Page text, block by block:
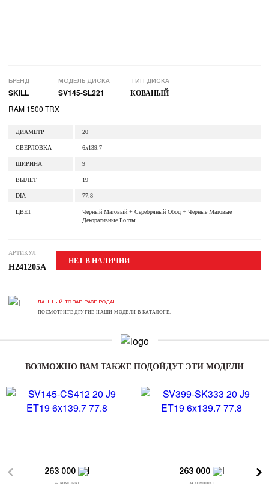
БРЕНД
SKILL
МОДЕЛЬ ДИСКА
SV145-SL221
ТИП ДИСКА
КОВАНЫЙ
RAM 1500 TRX
ДИАМЕТР 20
СВЕРЛОВКА 6x139.7
ШИРИНА 9
ВЫЛЕТ 19
DIA 77.8
ЦВЕТ
Чёрный Матовый + Серебряный Обод + Чёрные Матовые
Декоративные Болты
АРТИКУЛ
H241205A
НЕТ В НАЛИЧИИ
ДАННЫЙ ТОВАР РАСПРОДАН.
ПОСМОТРИТЕ ДРУГИЕ НАШИ МОДЕЛИ В КАТАЛОГЕ.
ВОЗМОЖНО ВАМ ТАКЖЕ ПОДОЙДУТ ЭТИ МОДЕЛИ
263 000
за комплект
263 000
за комплект